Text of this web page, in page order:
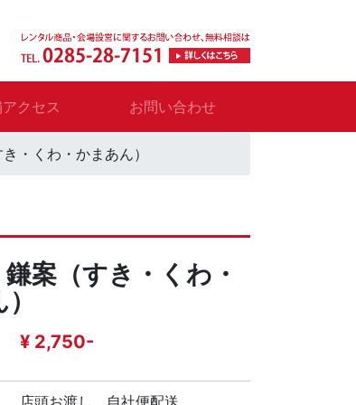
クセス お問い合わせ
・くわ・かまあん）
案（すき・くわ・
¥ 2,750-
店頭お渡し、自社便配送